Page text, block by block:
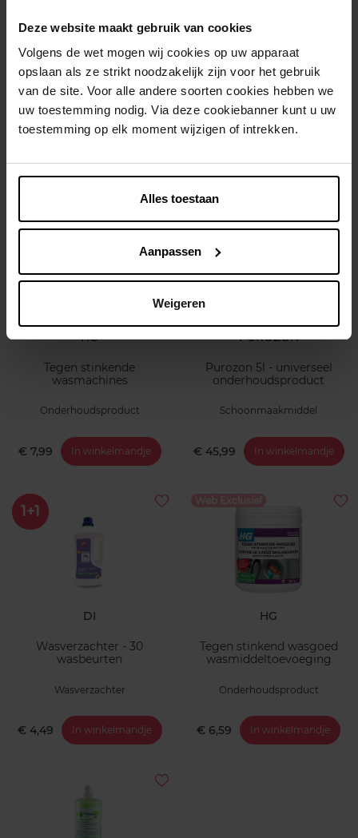
Deze website maakt gebruik van cookies
Volgens de wet mogen wij cookies op uw apparaat
opslaan als ze strikt noodzakelijk zijn voor het gebruik
van de site. Voor alle andere soorten cookies hebben we
uw toestemming nodig. Via deze cookiebanner kunt u uw
toestemming op elk moment wijzigen of intrekken.
Alles toestaan
Aanpassen
Weigeren
TESORI D'ORIENTE
Wasverzachter Hammam
Wasverzachter
FELCE AZZURRA
FELCE AZZURRA
Wasverzachter
Web Exclusief
HG
Tegen stinkende
wasmachines
Onderhoudsproduct
€ 7,99 In winkelmandje
PUROZON
Purozon 5l - universeel
onderhoudsproduct
Schoonmaakmiddel
€ 45,99 In winkelmandje
1+1
DI
Wasverzachter - 30
wasbeurten
Wasverzachter
€ 4,49 In winkelmandje
HG
Tegen stinkend wasgoed
wasmiddeltoevoeging
Onderhoudsproduct
€ 6,59 In winkelmandje